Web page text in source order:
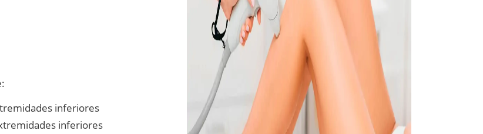
inferiores
inferiores